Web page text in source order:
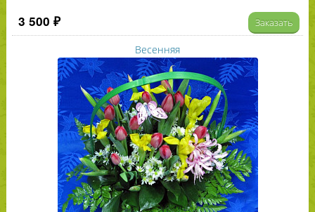
3 500 ₽ Заказать
Весенняя